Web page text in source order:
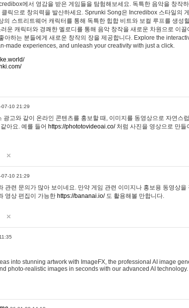
에서 영감을 받은 게임들을 탐험해보세요. 독특한 음악을 창작
클릭으로 창의력을 발산하세요. Sprunki Song은 Incredibox 스타일의
의 스트리트웨어 캐릭터를 통해 독특한 힙합 비트와 보컬 루프를 생성
운 캐릭터와 경쾌한 멜로디를 통해 음악 창작을 새로운 차원으로 이끌
아하는 분들에게 새로운 창작의 장을 제공합니다. Explore the
made experiences, and unleash your creativity with just a click.
07-10 21:29
광고와 같이 온라인 콘텐츠를 홍보할 때, 이미지를 동영상으로 자연스
아요. 예를 들어 https://phototovideoai.co/처럼 사진을 영상으로 만들
07-10 21:29
관련 문의가 많아 보이네요. 만약 게임 관련 이미지나 홍보용 동영상을
영상 편집이 가능한 https://bananai.io/도 활용해볼 만합니다.
into stunning artwork with ImageFX, the professional AI image
photo-realistic images in seconds with our advanced AI technology.